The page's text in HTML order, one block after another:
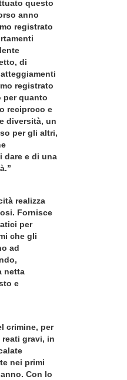
questo
anno
registrato
di
registrato
per quanto
reciproco e
diversità, un
per gli altri,
dare e di una
realizza
Fornisce
per
che gli
ad
netta
e
crimine, per
gravi, in
nei primi
Con lo